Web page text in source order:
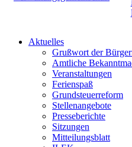
Aktuelles
Grußwort der
Amtliche
Veranstaltungen
Ferienspaß
Grundsteuerreform
Stellenangebote
Presseberichte
Sitzungen
Mitteilungsblatt